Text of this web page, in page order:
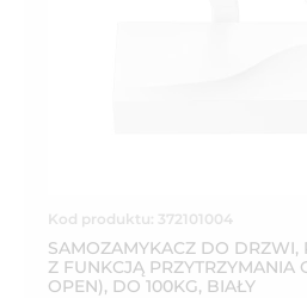
Kod produktu: 372101004
SAMOZAMYKACZ DO DRZWI,
Z FUNKCJĄ PRZYTRZYMANIA
OPEN), DO 100KG, BIAŁY